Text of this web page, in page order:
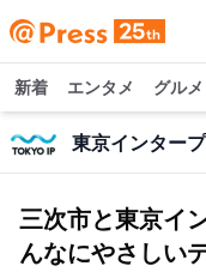
新着 エンタメ グルメ
東京インター
三次市と東京イ
んなにやさしい